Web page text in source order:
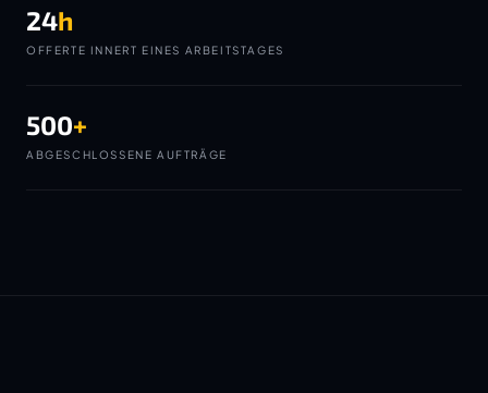
24h
OFFERTE INNERT EINES ARBEITSTAGES
500+
ABGESCHLOSSENE AUFTRÄGE